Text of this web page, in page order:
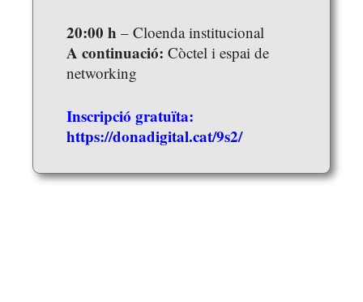
20:00 h – Cloenda institucional
A continuació: Còctel i espai de
networking
Inscripció gratuïta:
https://donadigital.cat/9s2/